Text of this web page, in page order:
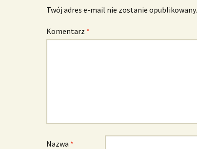
Twój adres e-mail nie zostanie opublikowany.
Komentarz *
Nazwa *